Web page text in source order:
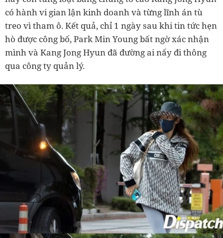
có hành vi gian lận kinh doanh và từng lĩnh án tù
treo vì tham ô. Kết quả, chỉ 1 ngày sau khi tin tức hẹn
hò được công bố, Park Min Young bất ngờ xác nhận
mình và Kang Jong Hyun đã đường ai nấy đi thông
qua công ty quản lý.